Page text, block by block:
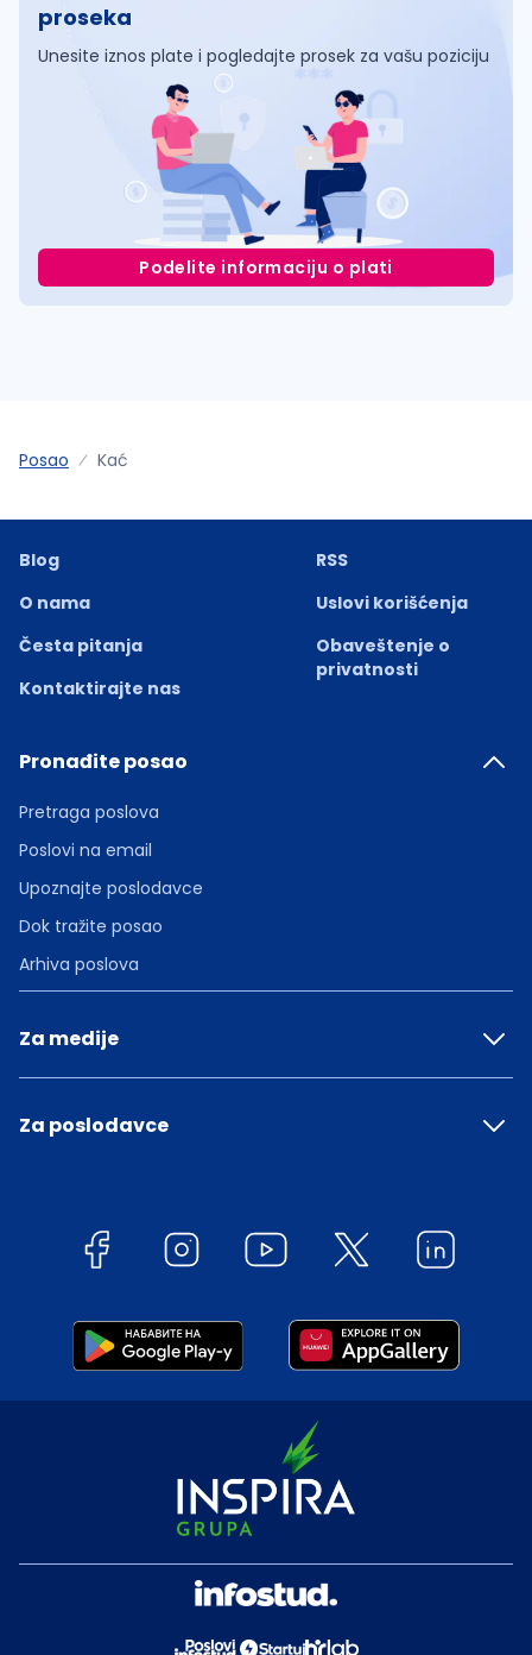
proseka
Unesite iznos plate i pogledajte prosek za vašu poziciju
Podelite informaciju o plati
Posao Kać
Blog
O nama
Česta pitanja
Kontaktirajte nas
RSS
Uslovi korišćenja
Obaveštenje o
privatnosti
Pronađite posao
Pretraga poslova
Poslovi na email
Upoznajte poslodavce
Dok tražite posao
Arhiva poslova
Za medije
Za poslodavce